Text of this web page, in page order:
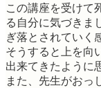
この講座を受けて
る自分に気づきま
ぎ落とされていく
そうすると上を向
出来てきたように
また、先生がおっ